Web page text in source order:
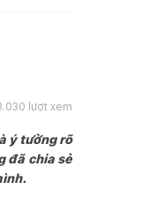
lượt xem
ý tưởng rõ
đã chia sẻ